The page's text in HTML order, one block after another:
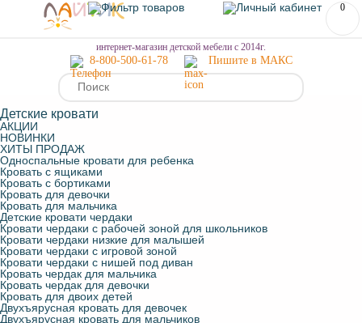
МЕНЮ
0
интернет-магазин детской мебели с 2014г.
8-800-500-61-78 Пишите в МАКС
Детские кровати
АКЦИИ
НОВИНКИ
ХИТЫ ПРОДАЖ
Односпальные кровати для ребенка
Кровать с ящиками
Кровать с бортиками
Кровать для девочки
Кровать для мальчика
Детские кровати чердаки
Кровати чердаки с рабочей зоной для школьников
Кровати чердаки низкие для малышей
Кровати чердаки с игровой зоной
Кровати чердаки с нишей под диван
Кровать чердак для мальчика
Кровать чердак для девочки
Кровать для двоих детей
Двухъярусная кровать для девочек
Двухъярусная кровать для мальчиков